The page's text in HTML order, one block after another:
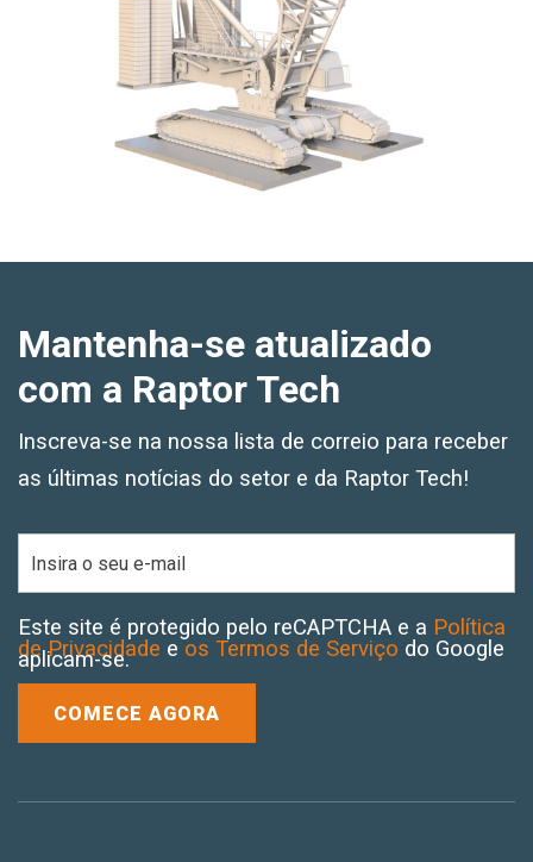
Mantenha-se atualizado
com a Raptor Tech
Inscreva-se na nossa lista de correio para receber
as últimas notícias do setor e da Raptor Tech!
Este site é protegido pelo reCAPTCHA e a Política
de Privacidade e os Termos de Serviço do Google
aplicam-se.